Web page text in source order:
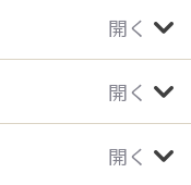
開く
開く
開く